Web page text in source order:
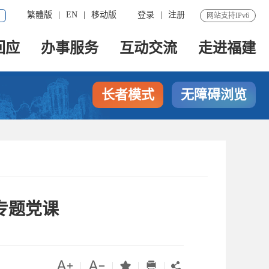
网站支持IPv6
登录 注册
繁體版 EN 移动版
应 办事服务 互动交流 走进福建
长者模式 无障碍浏览
题党课
  